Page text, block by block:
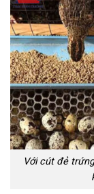
Với cút đẻ